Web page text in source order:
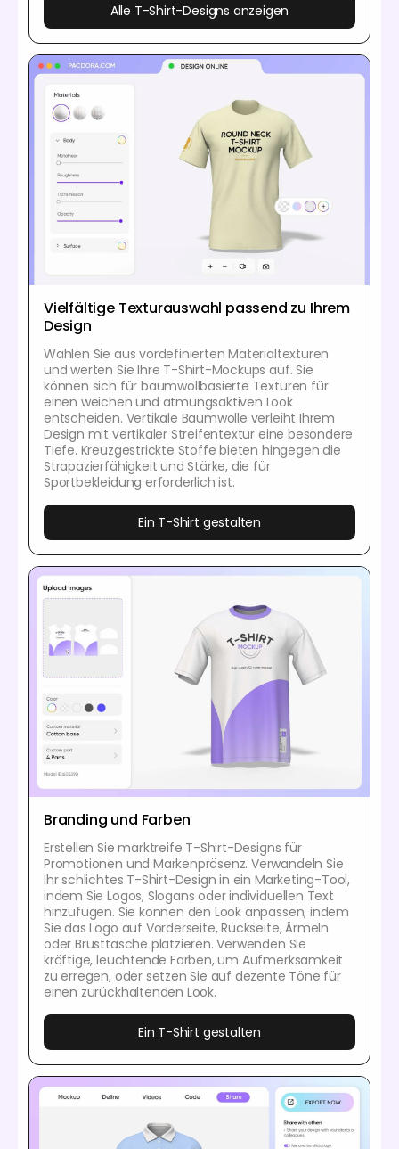
Alle T-Shirt-Designs anzeigen
Vielfältige Texturauswahl passend zu Ihrem
Design
Wählen Sie aus vordefinierten Materialtexturen
und werten Sie Ihre T-Shirt-Mockups auf. Sie
können sich für baumwollbasierte Texturen für
einen weichen und atmungsaktiven Look
entscheiden. Vertikale Baumwolle verleiht Ihrem
Design mit vertikaler Streifentextur eine besondere
Tiefe. Kreuzgestrickte Stoffe bieten hingegen die
Strapazierfähigkeit und Stärke, die für
Sportbekleidung erforderlich ist.
Ein T-Shirt gestalten
Branding und Farben
Erstellen Sie marktreife T-Shirt-Designs für
Promotionen und Markenpräsenz. Verwandeln Sie
Ihr schlichtes T-Shirt-Design in ein Marketing-Tool,
indem Sie Logos, Slogans oder individuellen Text
hinzufügen. Sie können den Look anpassen, indem
Sie das Logo auf Vorderseite, Rückseite, Ärmeln
oder Brusttasche platzieren. Verwenden Sie
kräftige, leuchtende Farben, um Aufmerksamkeit
zu erregen, oder setzen Sie auf dezente Töne für
einen zurückhaltenden Look.
Ein T-Shirt gestalten